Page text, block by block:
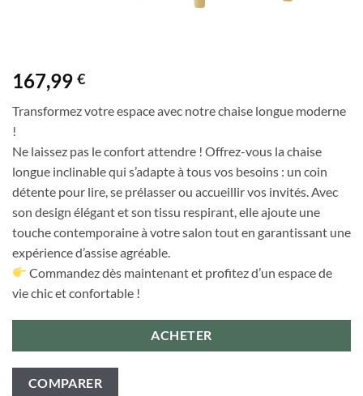
167,99 €
Transformez votre espace avec notre chaise longue moderne
!
Ne laissez pas le confort attendre ! Offrez-vous la chaise
longue inclinable qui s’adapte à tous vos besoins : un coin
détente pour lire, se prélasser ou accueillir vos invités. Avec
son design élégant et son tissu respirant, elle ajoute une
touche contemporaine à votre salon tout en garantissant une
expérience d’assise agréable.
Commandez dès maintenant et profitez d’un espace de
vie chic et confortable !
ACHETER
COMPARER